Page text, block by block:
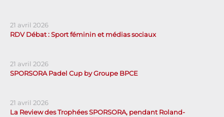
21 avril 2026
RDV Débat : Sport féminin et médias sociaux
21 avril 2026
SPORSORA Padel Cup by Groupe BPCE
21 avril 2026
La Review des Trophées SPORSORA, pendant Roland-